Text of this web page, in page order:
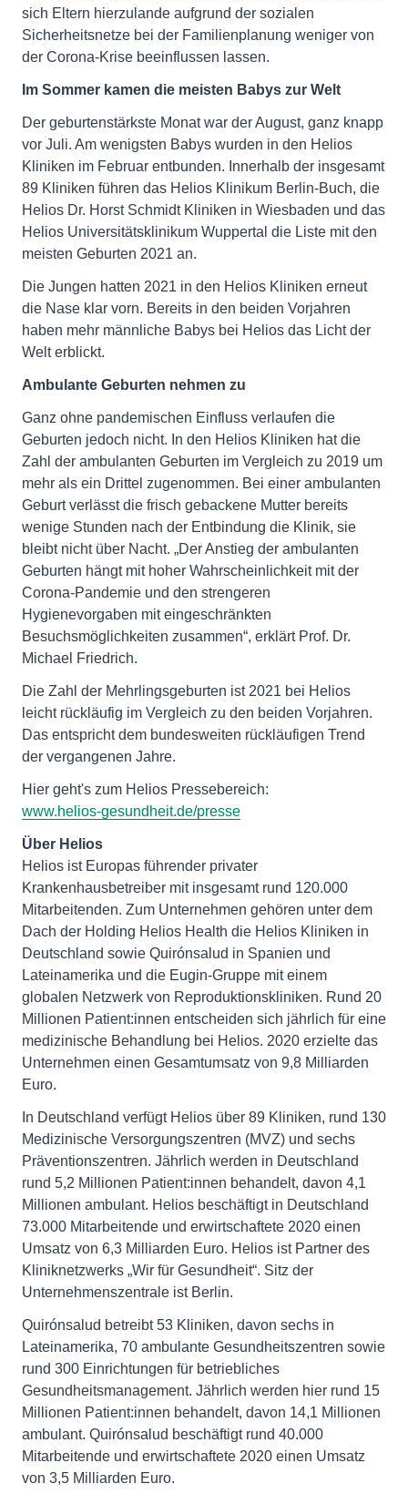
sich Eltern hierzulande aufgrund der sozialen
Sicherheitsnetze bei der Familienplanung weniger von
der Corona-Krise beeinflussen lassen.
Im Sommer kamen die meisten Babys zur Welt
Der geburtenstärkste Monat war der August, ganz knapp
vor Juli. Am wenigsten Babys wurden in den Helios
Kliniken im Februar entbunden. Innerhalb der insgesamt
89 Kliniken führen das Helios Klinikum Berlin-Buch, die
Helios Dr. Horst Schmidt Kliniken in Wiesbaden und das
Helios Universitätsklinikum Wuppertal die Liste mit den
meisten Geburten 2021 an.
Die Jungen hatten 2021 in den Helios Kliniken erneut
die Nase klar vorn. Bereits in den beiden Vorjahren
haben mehr männliche Babys bei Helios das Licht der
Welt erblickt.
Ambulante Geburten nehmen zu
Ganz ohne pandemischen Einfluss verlaufen die
Geburten jedoch nicht. In den Helios Kliniken hat die
Zahl der ambulanten Geburten im Vergleich zu 2019 um
mehr als ein Drittel zugenommen. Bei einer ambulanten
Geburt verlässt die frisch gebackene Mutter bereits
wenige Stunden nach der Entbindung die Klinik, sie
bleibt nicht über Nacht. „Der Anstieg der ambulanten
Geburten hängt mit hoher Wahrscheinlichkeit mit der
Corona-Pandemie und den strengeren
Hygienevorgaben mit eingeschränkten
Besuchsmöglichkeiten zusammen“, erklärt Prof. Dr.
Michael Friedrich.
Die Zahl der Mehrlingsgeburten ist 2021 bei Helios
leicht rückläufig im Vergleich zu den beiden Vorjahren.
Das entspricht dem bundesweiten rückläufigen Trend
der vergangenen Jahre.
www.helios-gesundheit.de/presse
Über Helios
Helios ist Europas führender privater
Krankenhausbetreiber mit insgesamt rund 120.000
Mitarbeitenden. Zum Unternehmen gehören unter dem
Dach der Holding Helios Health die Helios Kliniken in
Deutschland sowie Quirónsalud in Spanien und
Lateinamerika und die Eugin-Gruppe mit einem
globalen Netzwerk von Reproduktionskliniken. Rund 20
Millionen Patient:innen entscheiden sich jährlich für eine
medizinische Behandlung bei Helios. 2020 erzielte das
Unternehmen einen Gesamtumsatz von 9,8 Milliarden
In Deutschland verfügt Helios über 89 Kliniken, rund 130
Medizinische Versorgungszentren (MVZ) und sechs
Präventionszentren. Jährlich werden in Deutschland
rund 5,2 Millionen Patient:innen behandelt, davon 4,1
Millionen ambulant. Helios beschäftigt in Deutschland
73.000 Mitarbeitende und erwirtschaftete 2020 einen
Umsatz von 6,3 Milliarden Euro. Helios ist Partner des
Kliniknetzwerks „Wir für Gesundheit“. Sitz der
Quirónsalud betreibt 53 Kliniken, davon sechs in
Lateinamerika, 70 ambulante Gesundheitszentren sowie
rund 300 Einrichtungen für betriebliches
Gesundheitsmanagement. Jährlich werden hier rund 15
Millionen Patient:innen behandelt, davon 14,1 Millionen
ambulant. Quirónsalud beschäftigt rund 40.000
Mitarbeitende und erwirtschaftete 2020 einen Umsatz